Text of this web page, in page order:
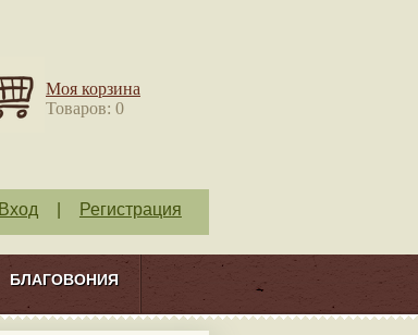
Моя корзина
Товаров: 0
Вход Регистрация
БЛАГОВОНИЯ